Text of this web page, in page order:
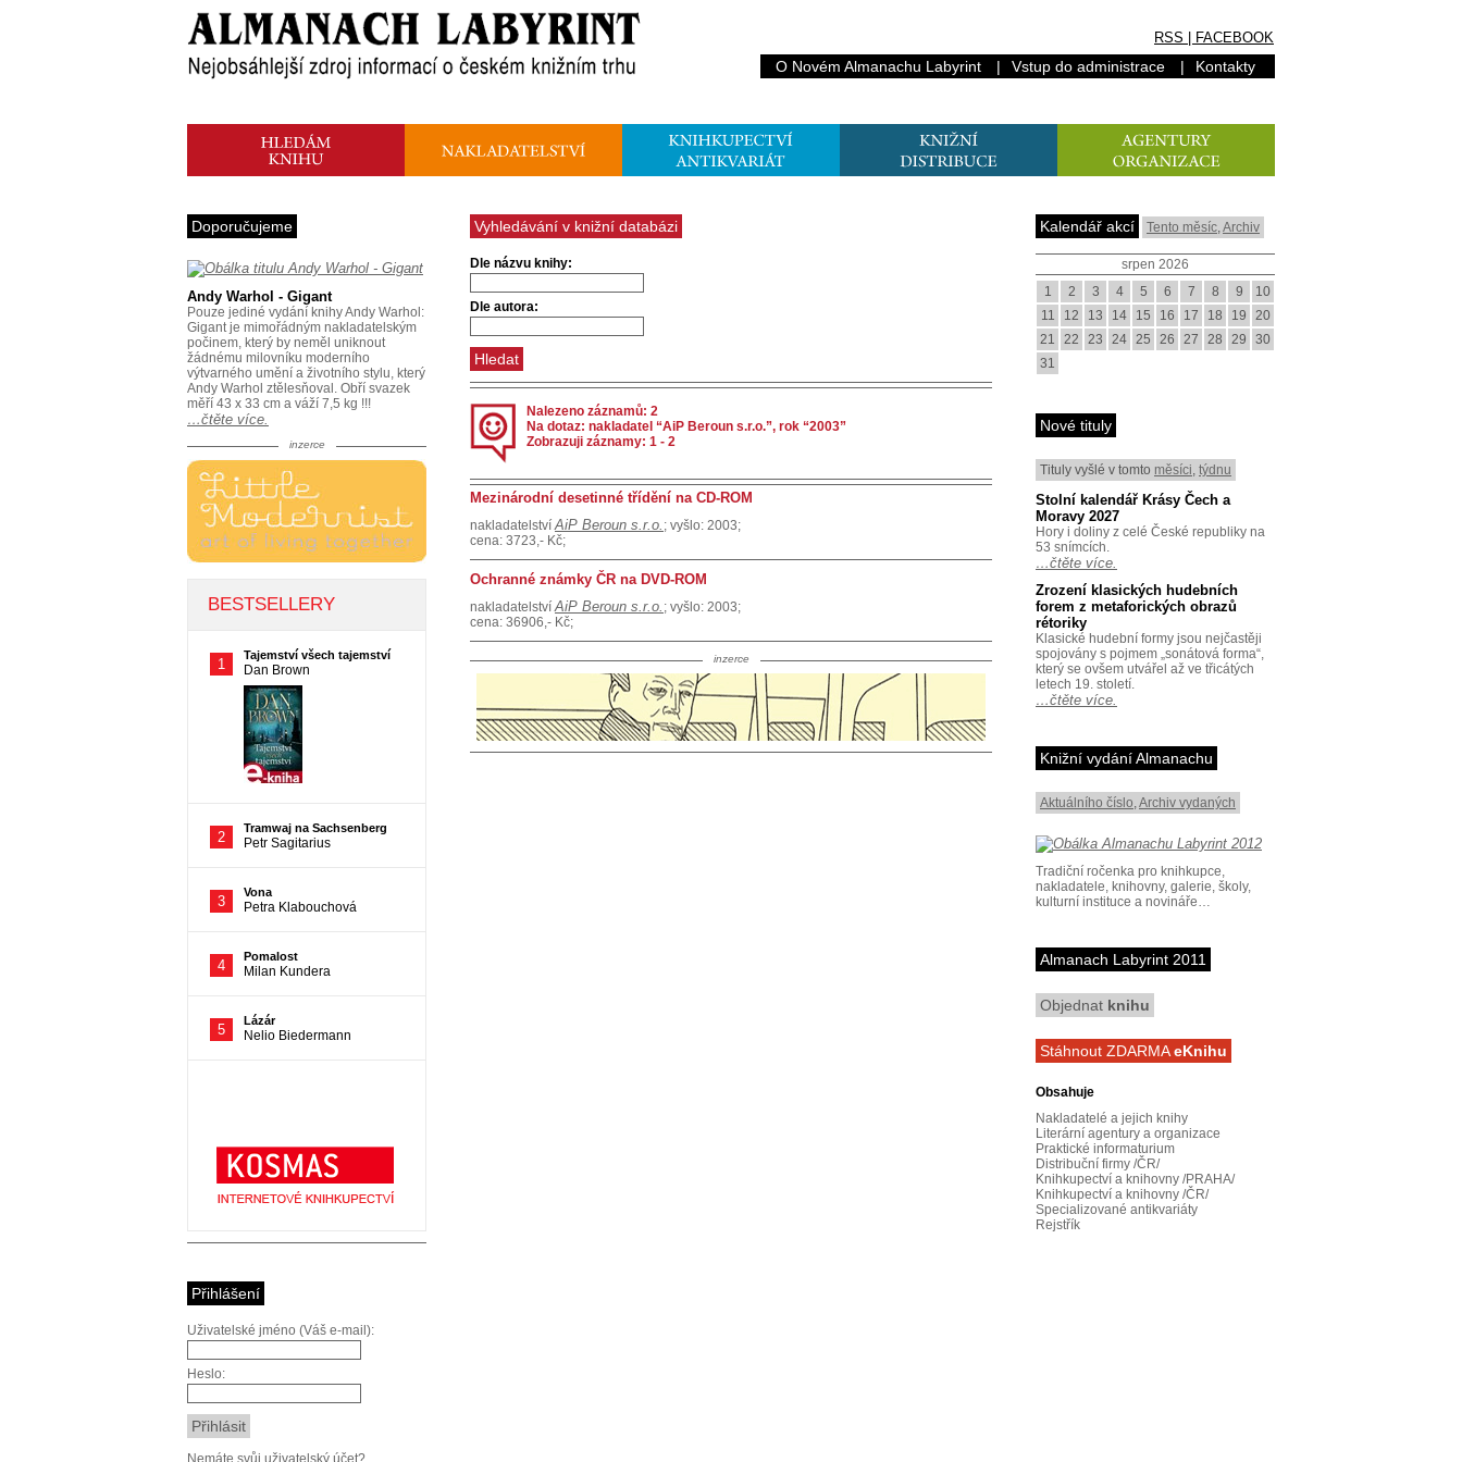
RSS FACEBOOK
O Novém Almanachu Labyrint | Vstup do administrace | Kontakty
Vyhledávání v knižní databázi
Dle názvu knihy:
Dle autora:
Nalezeno záznamů: 2
Na dotaz: nakladatel “AiP Beroun s.r.o.”, rok “2003”
Zobrazuji záznamy: 1 - 2
Mezinárodní desetinné třídění na CD-ROM
nakladatelstvíAiP Beroun s.r.o. ; vyšlo: 2003;
cena: 3723,- Kč;
Ochranné známky ČR na DVD-ROM
nakladatelstvíAiP Beroun s.r.o. ; vyšlo: 2003;
cena: 36906,- Kč;
inzerce
Doporučujeme
Andy Warhol - Gigant
Pouze jediné vydání knihy Andy Warhol:
Gigant je mimořádným nakladatelským
počinem, který by neměl uniknout
žádnému milovníku moderního
výtvarného umění a životního stylu, který
Andy Warhol ztělesňoval. Obří svazek
měří 43 x 33 cm a váží 7,5 kg !!!
…čtěte více.
inzerce
Přihlášení
Uživatelské jméno (Váš e-mail):
Heslo:
Nemáte svůj uživatelský účet?
Kalendář akcí Tento měsíc,Archiv
srpen 2026
1
2 3 4 5 6 7 8 9
10
11
12 13 14 15 16 17 18 19
20
21
22 23 24 25 26 27 28 29
30
31
Nové tituly
Tituly vyšlé v tomto měsíci, týdnu
Stolní kalendář Krásy Čech a
Moravy 2027
Hory i doliny z celé České republiky na
53 snímcích.
…čtěte více.
Zrození klasických hudebních
forem z metaforických obrazů
rétoriky
Klasické hudební formy jsou nejčastěji
spojovány s pojmem „sonátová forma“,
který se ovšem utvářel až ve třicátých
letech 19. století.
…čtěte více.
Knižní vydání Almanachu
Aktuálního číslo,Archiv vydaných
Tradiční ročenka pro knihkupce,
nakladatele, knihovny, galerie, školy,
kulturní instituce a novináře…
Almanach Labyrint 2011
Objednat knihu
Stáhnout ZDARMAeKnihu
Obsahuje
Nakladatelé a jejich knihy
Literární agentury a organizace
Praktické informaturium
Distribuční firmy /ČR/
Knihkupectví a knihovny /PRAHA/
Knihkupectví a knihovny /ČR/
Specializované antikvariáty
Rejstřík